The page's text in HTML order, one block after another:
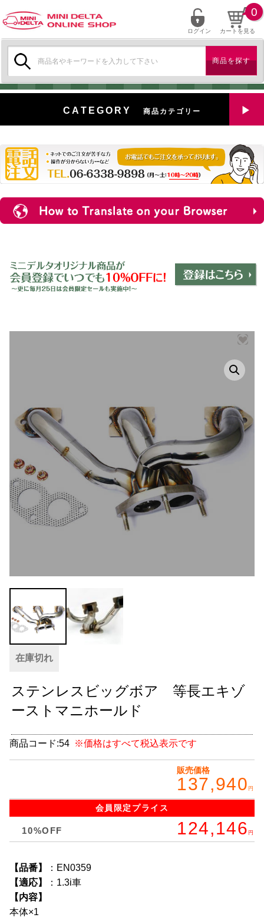
ログイン カートを見る
0
索:
CATEGORY 商品カテゴリー
特選中古車
対象商品
新入荷
ミニデルタオリジナルパーツ
＋
エクステリア
サスペンション・ブレーキ
タイヤ・ホイール
レーシングパーツ
メンテナンス・工具ツール
在庫処分品
チームマルヤマ
デルタ秘蔵のレーシングコレクション
レアパーツ/在庫限り
在庫切れ
ステンレスビッグボア 等長エキゾ
ーストマニホールド
商品コード:54 ※価格はすべて税込表示です
販売価格
137,940 円
会員限定 プライス
10%OFF 124,146 円
【品番】
：EN0359
【適応】
：1.3i車
【内容】
本体×1